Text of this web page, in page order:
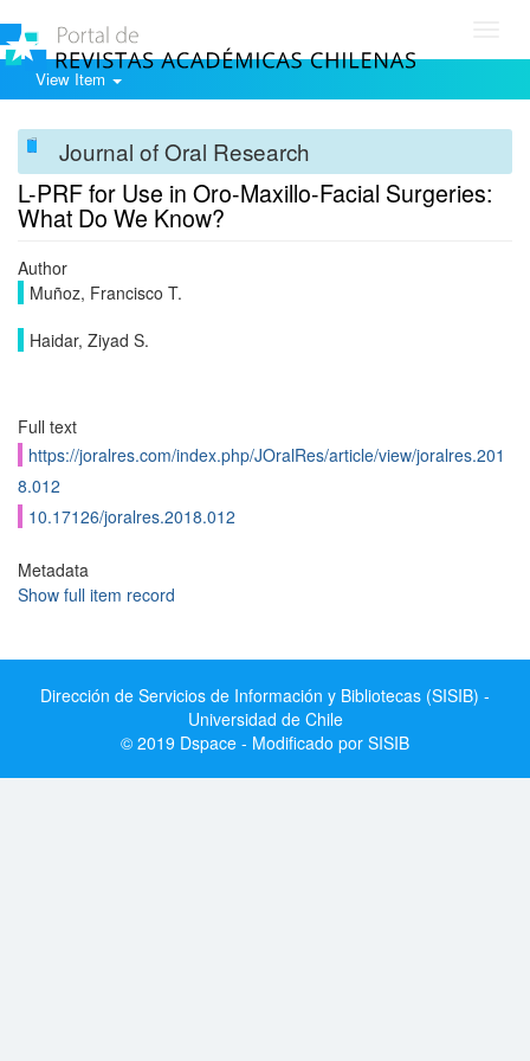
View Item
Journal of Oral Research
L-PRF for Use in Oro-Maxillo-Facial Surgeries:
What Do We Know?
Author
Muñoz, Francisco T.
Haidar, Ziyad S.
Full text
https://joralres.com/index.php/JOralRes/article/view/joralres.201
8.012
10.17126/joralres.2018.012
Metadata
Show full item record
Dirección de Servicios de Información y Bibliotecas (SISIB) -
Universidad de Chile
© 2019 Dspace - Modificado por SISIB